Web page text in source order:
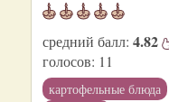
средний балл: 4.82
голосов: 11
картофельные блюда